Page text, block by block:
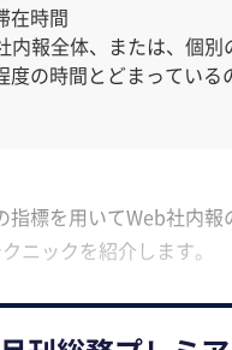
在時間
内報全体、または、個別
度の時間とどまっている
指標を用いてWeb社内報
ニックを紹介します。